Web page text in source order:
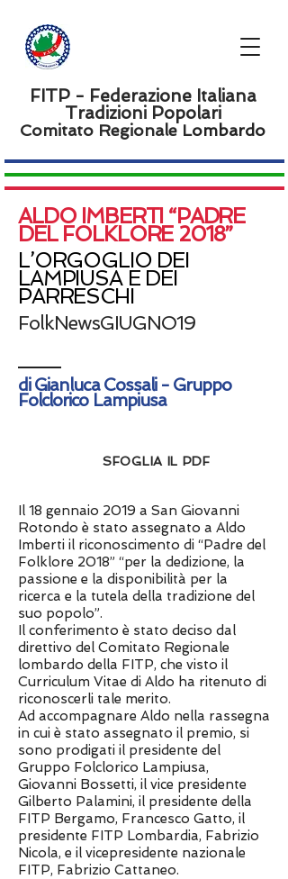
FITP - Federazione Italiana
Tradizioni Popolari
Comitato Regionale Lombardo
ALDO IMBERTI “PADRE
DEL FOLKLORE 2018”
L’ORGOGLIO DEI
LAMPIUSA E DEI
PARRESCHI
FolkNewsGIUGNO19
di Gianluca Cossali - Gruppo
Folclorico Lampiusa
SFOGLIA IL PDF
Il 18 gennaio 2019 a San Giovanni
Rotondo è stato assegnato a Aldo
Imberti il riconoscimento di “Padre del
Folklore 2018” “per la dedizione, la
passione e la disponibilità per la
ricerca e la tutela della tradizione del
suo popolo”.
Il conferimento è stato deciso dal
direttivo del Comitato Regionale
lombardo della FITP, che visto il
Curriculum Vitae di Aldo ha ritenuto di
riconoscerli tale merito.
Ad accompagnare Aldo nella rassegna
in cui è stato assegnato il premio, si
sono prodigati il presidente del
Gruppo Folclorico Lampiusa,
Giovanni Bossetti, il vice presidente
Gilberto Palamini, il presidente della
FITP Bergamo, Francesco Gatto, il
presidente FITP Lombardia, Fabrizio
Nicola, e il vicepresidente nazionale
FITP, Fabrizio Cattaneo.